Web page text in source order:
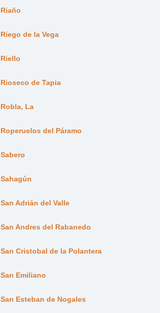
Riaño
Riego de la Vega
Riello
Rioseco de Tapia
Robla, La
Roperuelos del Páramo
Sabero
Sahagún
San Adrián del Valle
San Andres del Rabanedo
San Cristobal de la Polantera
San Emiliano
San Esteban de Nogales